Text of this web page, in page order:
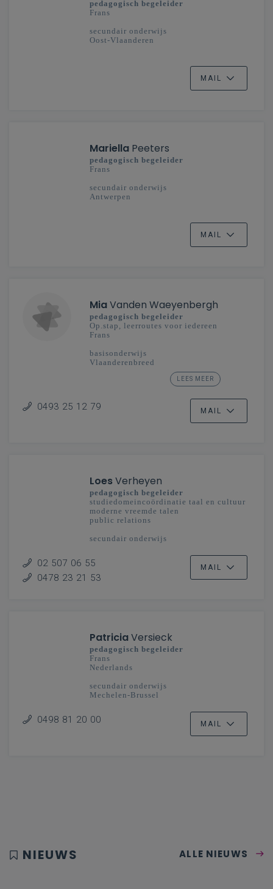
pedagogisch begeleider
Frans
secundair onderwijs
Oost-Vlaanderen
MAIL
Mariella Peeters
pedagogisch begeleider
Frans
secundair onderwijs
Antwerpen
MAIL
MiaVanden Waeyenbergh
pedagogisch begeleider
Op.stap, leerroutes voor iedereen
Frans
basisonderwijs
Vlaanderenbreed
LEES MEER
0493 25 12 79 MAIL
LoesVerheyen
pedagogisch begeleider
studiedomeincoördinatie taal en cultuur
moderne vreemde talen
public relations
secundair onderwijs
02 507 06 55
0478 23 21 53
MAIL
PatriciaVersieck
pedagogisch begeleider
Frans
Nederlands
secundair onderwijs
Mechelen-Brussel
0498 81 20 00 MAIL
NIEUWS ALLE NIEUWS